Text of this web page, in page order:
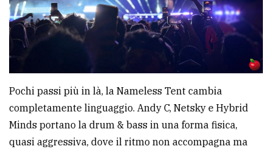
Pochi passi più in là, la Nameless Tent cambia
completamente linguaggio. Andy C, Netsky e Hybrid
Minds portano la drum & bass in una forma fisica,
quasi aggressiva, dove il ritmo non accompagna ma